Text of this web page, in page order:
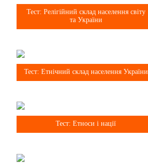
Тест: Релігійний склад населення світу
та України
Тест: Етнічний склад населення України
8 клас
Тест: Етноси і нації